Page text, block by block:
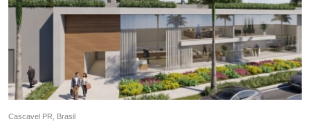
Cascavel PR, Brasil